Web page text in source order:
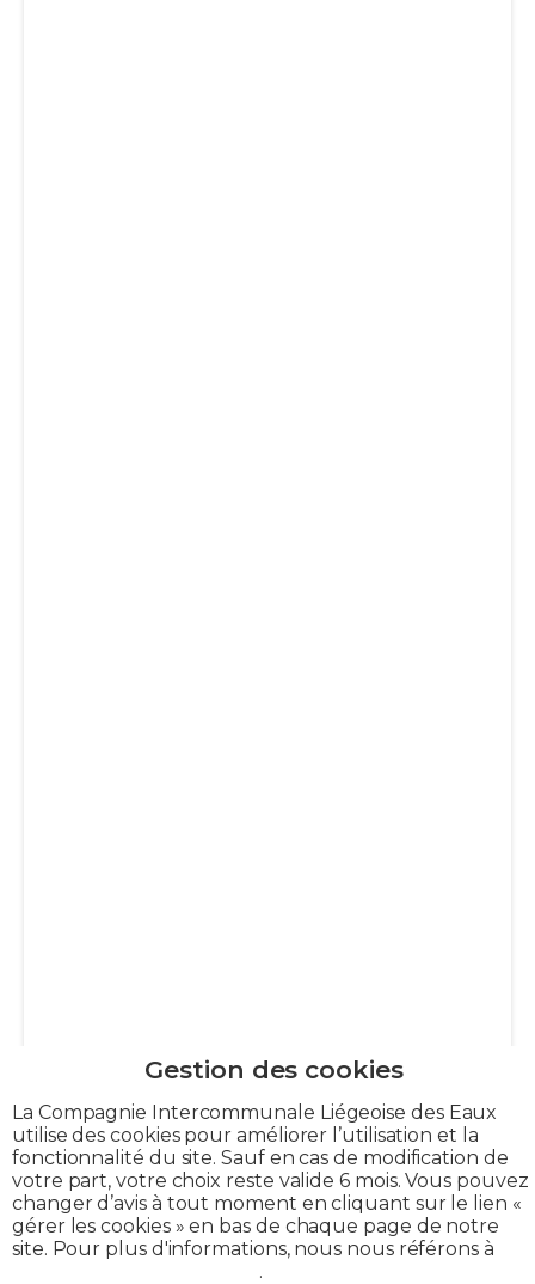
La Compagnie Intercommunale Liégeoise des Eaux
utilise des cookies pour améliorer l’utilisation et la
fonctionnalité du site. Sauf en cas de modification de
votre part, votre choix reste valide 6 mois. Vous pouvez
changer d’avis à tout moment en cliquant sur le lien «
gérer les cookies » en bas de chaque page de notre
site. Pour plus d'informations, nous nous référons à
.